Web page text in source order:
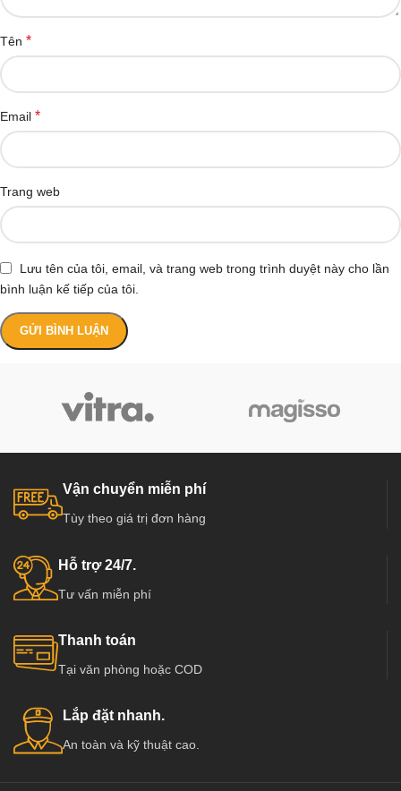
Tên *
Email *
Trang web
Lưu tên của tôi, email, và trang web trong trình duyệt này cho lần
bình luận kế tiếp của tôi.
Vận chuyển miễn phí
Tùy theo giá trị đơn hàng
Hỗ trợ 24/7.
Tư vấn miễn phí
Thanh toán
Tại văn phòng hoặc COD
Lắp đặt nhanh.
An toàn và kỹ thuật cao.